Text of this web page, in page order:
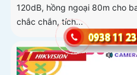
120dB, hồng ngoại 80m cho
chắc chắn, tích...